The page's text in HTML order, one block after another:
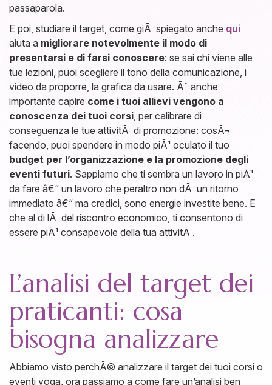
passaparola.
E poi, studiare il target, come giÃ spiegato anche qui
aiuta a migliorare notevolmente il modo di
presentarsi e di farsi conoscere: se sai chi viene alle
tue lezioni, puoi scegliere il tono della comunicazione, i
video da proporre, la grafica da usare. Ãˆ anche
importante capire come i tuoi allievi vengono a
conoscenza dei tuoi corsi , per calibrare di
conseguenza le tue attivitÃ di promozione: cosÃ¬
facendo, puoi spendere in modo piÃ¹ oculato il tuo
budget per l’organizzazione e la promozione degli
eventi futuri. Sappiamo che ti sembra un lavoro in piÃ¹
da fare â€“ un lavoro che peraltro non dÃ un ritorno
immediato â€“ ma credici, sono energie investite bene. E
che al di lÃ del riscontro economico, ti consentono di
essere piÃ¹ consapevole della tua attivitÃ .
L’analisi del target dei
praticanti: cosa
bisogna analizzare
Abbiamo visto perchÃ© analizzare il target dei tuoi corsi o
eventi yoga, ora passiamo a come fare un’analisi ben